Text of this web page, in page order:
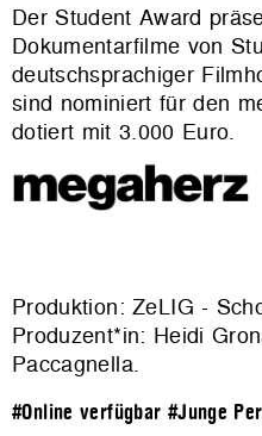
Der Student Award
Dokumentarfilme von
deutschsprachiger
sind nominiert für den
dotiert mit 3.000 Euro.
Produktion: ZeLIG -
Produzent*in: Heidi
Paccagnella.
#Online verfügbar #Junge